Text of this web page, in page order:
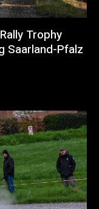
Trophy
Saarland-Pfalz